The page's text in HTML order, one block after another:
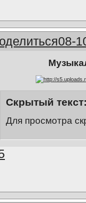
08-
Скрытый
Для просмотра